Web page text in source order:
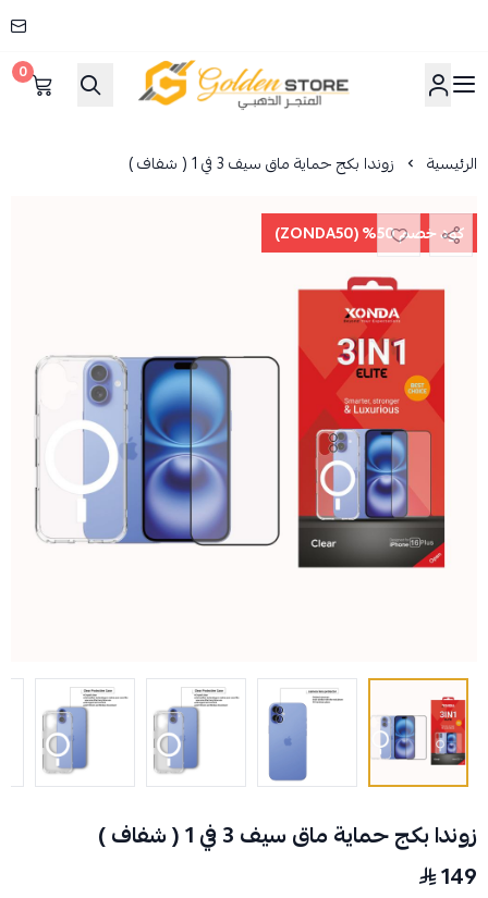
المتجر الذهبي
0
الرئيسية زوندا بكج حماية ماق سيف 3 في 1 ( شفاف )
كود خصم 50% (ZONDA50)
زوندا بكج حماية ماق سيف 3 في 1 ( شفاف )
149